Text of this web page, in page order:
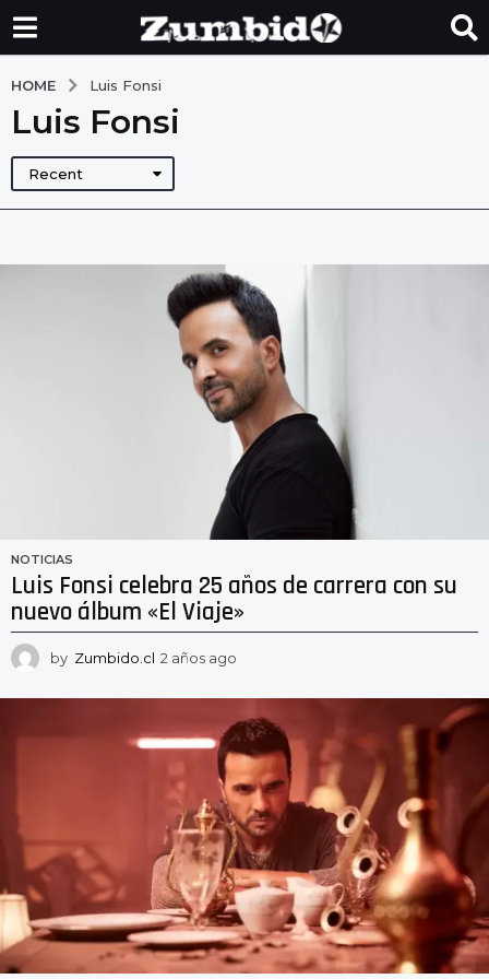
HOME Luis Fonsi
Luis Fonsi
Recent
NOTICIAS
Luis Fonsi celebra 25 años de carrera con su
nuevo álbum «El Viaje»
by Zumbido.cl 2 años ago
ñ
o
s
a
g
o